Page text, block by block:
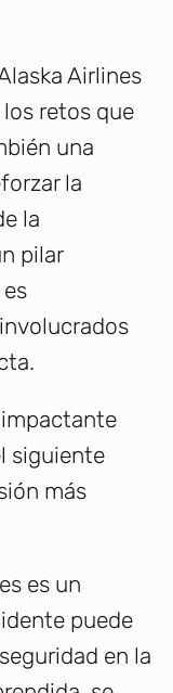
Airlines
retos que
una
la
la
pilar
impactante
siguiente
más
es un
puede
en la